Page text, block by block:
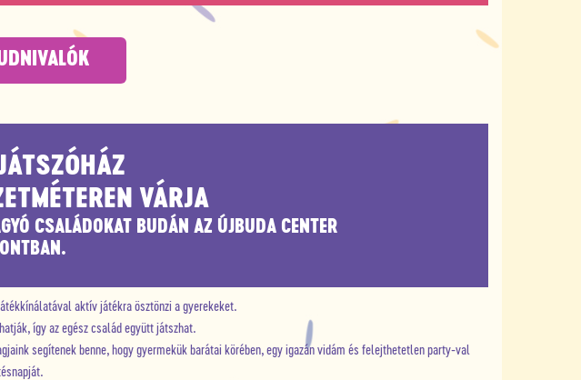
VÁRJA
CSALÁDOKAT BUDÁN AZ ÚJBUDA CENTER
aktív játékra ösztönzi a gyerekeket.
így az egész család együtt játszhat.
segítenek benne, hogy gyermekük barátai körében, egy igazán vidám és felejthetetlen party-val